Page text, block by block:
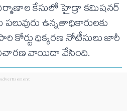
కేసులో హైడ్రా కమిషనర్
ఉన్నతాధికారులకు
ధిక్కరణ నోటీసులు జారీ
విచారణ వాయిదా వేసింది.